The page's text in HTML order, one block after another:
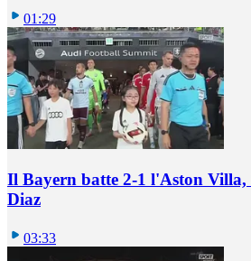
01:29
Il Bayern batte 2-1 l'Aston
Diaz
03:33